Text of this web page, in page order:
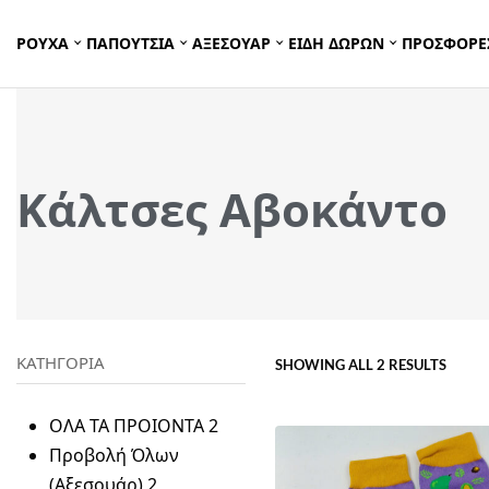
ΡΟΥΧΑ ΠΑΠΟΥΤΣΙΑ ΑΞΕΣΟΥΑΡ ΕΙΔΗ ΔΩΡΩΝ
Κάλτσες Αβοκάντο
ΚΑΤΗΓΟΡΙΑ
ΟΛΑ ΤΑ ΠΡΟΙΟΝΤΑ2
Προβολή Όλων
SHOWING ALL 2 RESULTS